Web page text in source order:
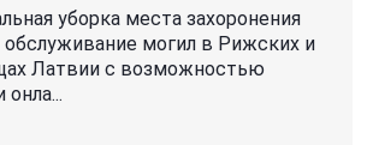
уборка места захоронения
обслуживание могил в Рижских и
Латвии с возможностью
онла...